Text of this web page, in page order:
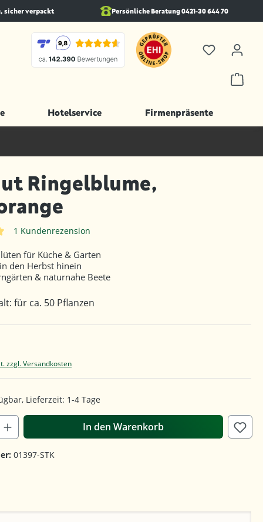
sicher verpackt Persönliche Beratung 0421-30 644 70
Hotelservice Firmenpräsente
Ringelblume,
1 Kundenrezension
für Küche & Garten
den Herbst hinein
& naturnahe Beete
für ca. 50 Pflanzen
zzgl. Versandkosten
Lieferzeit: 1-4 Tage
In den Warenkorb
01397-STK